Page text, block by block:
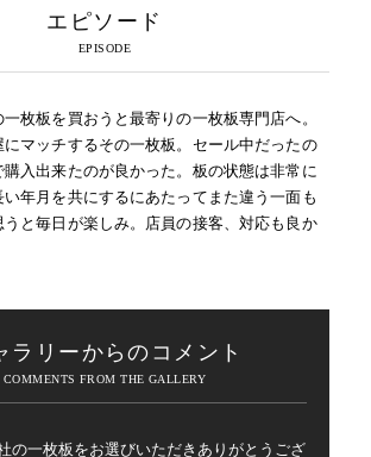
エピソード
枚板を買おうと最寄りの一枚板専門店へ。
マッチするその一枚板。セール中だったの
入出来たのが良かった。板の状態は非常に
い年月を共にするにあたってまた違う一面も
と毎日が楽しみ。店員の接客、対応も良か
ラリーからのコメント
の一枚板をお選びいただきありがとうござ